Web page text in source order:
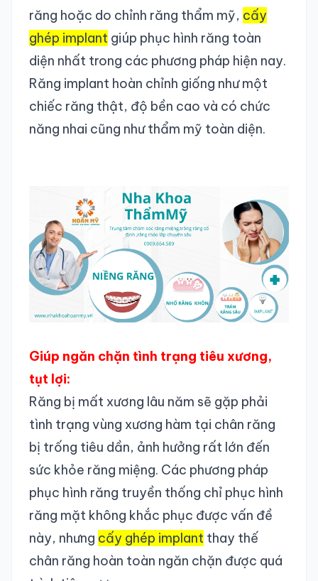
răng hoặc do chỉnh răng thẩm mỹ, cấy
ghép implant giúp phục hình răng toàn
diện nhất trong các phương pháp hiện nay.
Răng implant hoàn chỉnh giống như một
chiếc răng thật, độ bền cao và có chức
năng nhai cũng như thẩm mỹ toàn diện.
Giúp ngăn chặn tình trạng tiêu xương,
tụt lợi:
Răng bị mất xương lâu năm sẽ gặp phải
tình trạng vùng xương hàm tại chân răng
bị trống tiêu dần, ảnh hưởng rất lớn đến
sức khỏe răng miệng. Các phương pháp
phục hình răng truyền thống chỉ phục hình
răng mặt không khắc phục được vấn đề
này, nhưng cấy ghép implant thay thế
chân răng hoàn toàn ngăn chặn được quá